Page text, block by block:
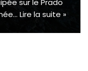
sur le Prado
Lire la suite »